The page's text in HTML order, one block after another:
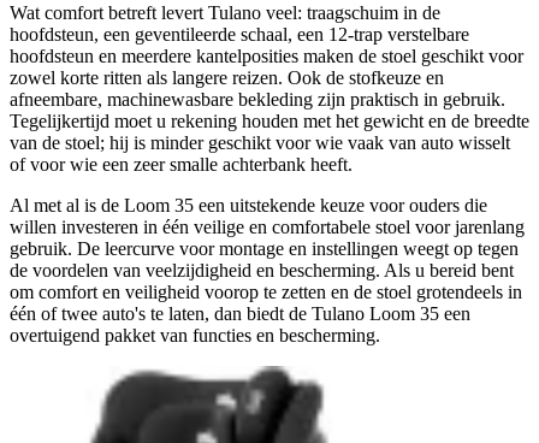
Wat comfort betreft levert Tulano veel: traagschuim in de
hoofdsteun, een geventileerde schaal, een 12‑trap verstelbare
hoofdsteun en meerdere kantelposities maken de stoel geschikt voor
zowel korte ritten als langere reizen. Ook de stofkeuze en
afneembare, machinewasbare bekleding zijn praktisch in gebruik.
Tegelijkertijd moet u rekening houden met het gewicht en de breedte
van de stoel; hij is minder geschikt voor wie vaak van auto wisselt
of voor wie een zeer smalle achterbank heeft.
Al met al is de Loom 35 een uitstekende keuze voor ouders die
willen investeren in één veilige en comfortabele stoel voor jarenlang
gebruik. De leercurve voor montage en instellingen weegt op tegen
de voordelen van veelzijdigheid en bescherming. Als u bereid bent
om comfort en veiligheid voorop te zetten en de stoel grotendeels in
één of twee auto's te laten, dan biedt de Tulano Loom 35 een
overtuigend pakket van functies en bescherming.